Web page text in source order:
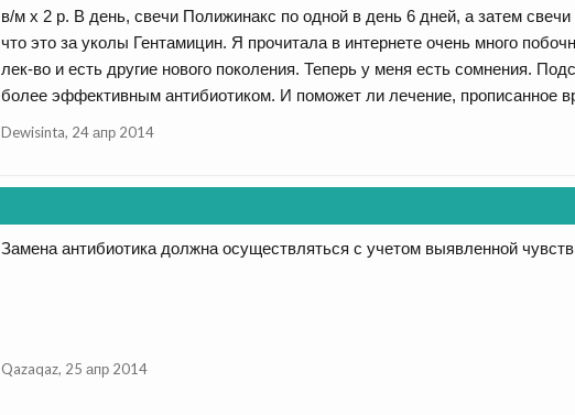
в/м х 2 р. В день, свечи Полижинакс по одной в день 6 дней, а затем
что это за уколы Гентамицин. Я прочитала в интернете очень много
лек-во и есть другие нового поколения. Теперь у меня есть сомнения.
более эффективным антибиотиком. И поможет ли лечение, прописанное
Dewisinta, 24 апр 2014
Замена антибиотика должна осуществляться с учетом выявленной
Qazaqaz, 25 апр 2014